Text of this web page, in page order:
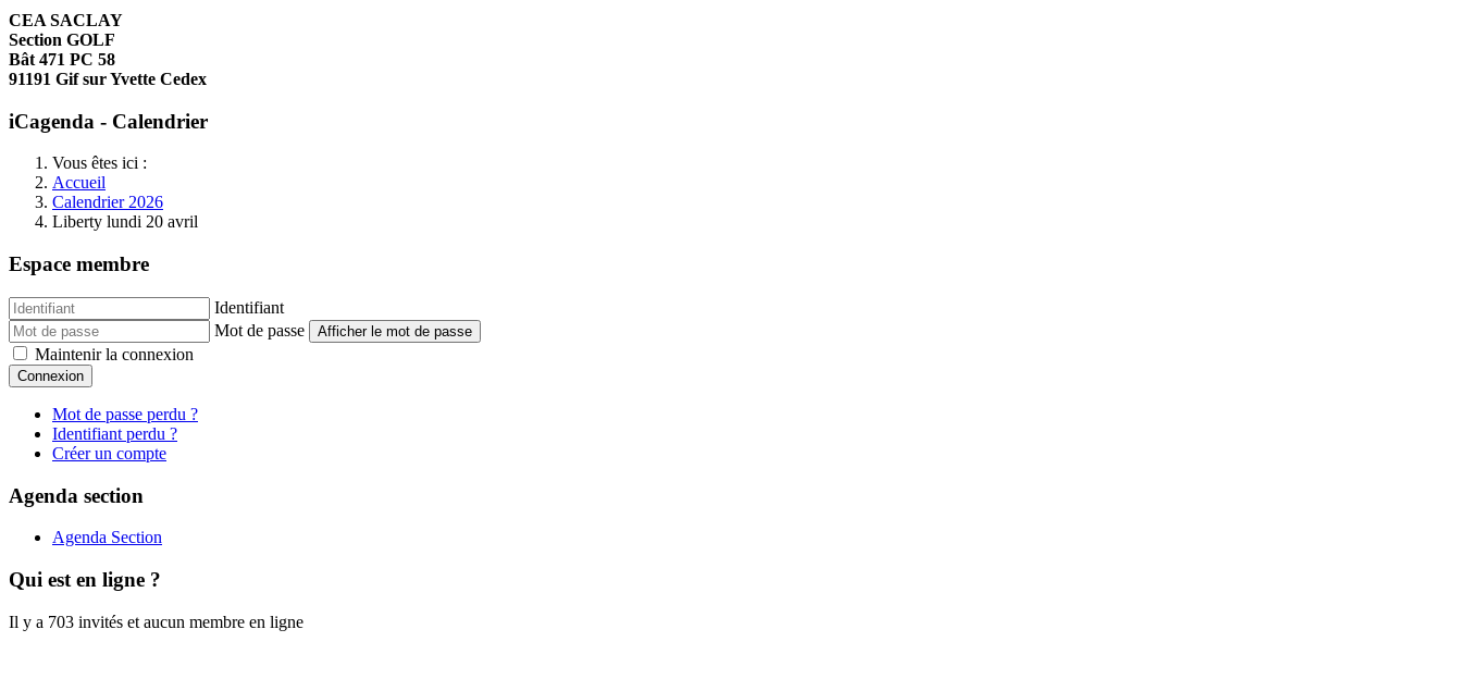
CEA SACLAY
Section GOLF
Bât 471 PC 58
91191 Gif sur Yvette Cedex
iCagenda - Calendrier
Vous êtes ici :
Accueil
Calendrier 2026
Liberty lundi 20 avril
Espace membre
Identifiant
Mot de passe
Afficher le mot de passe
Maintenir la connexion
Connexion
Mot de passe perdu ?
Identifiant perdu ?
Créer un compte
Agenda section
Agenda Section
Qui est en ligne ?
Il y a 703 invités et aucun membre en ligne